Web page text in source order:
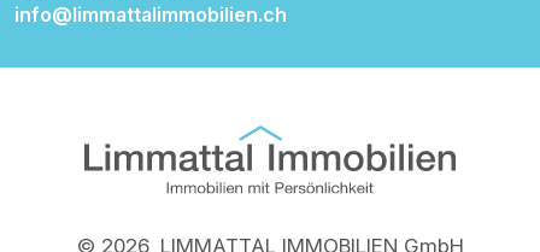
info@limmattalimmobilien.ch
© 2026, LIMMATTAL IMMOBILIEN GmbH